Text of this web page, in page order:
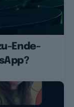
Ende-